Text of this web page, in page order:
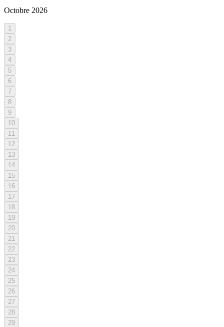
Octobre 2026
1
2
3
4
5
6
7
8
9
10
11
12
13
14
15
16
17
18
19
20
21
22
23
24
25
26
27
28
29